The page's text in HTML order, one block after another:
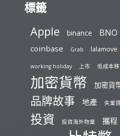
標籤
Apple binance BNO
coinbase
Grab lalamove
working holiday 上市 低成本
加密貨幣 加密貨
品牌故事 地產 失業
投資 投資海外物業 攜程